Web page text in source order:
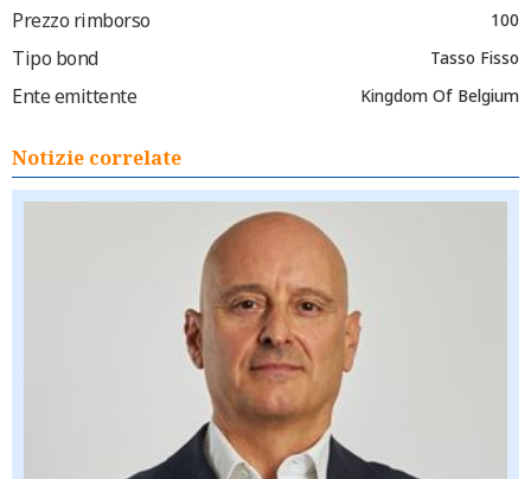
Prezzo rimborso 100
Tipo bond Tasso Fisso
Ente emittente Kingdom Of Belgium
Notizie correlate